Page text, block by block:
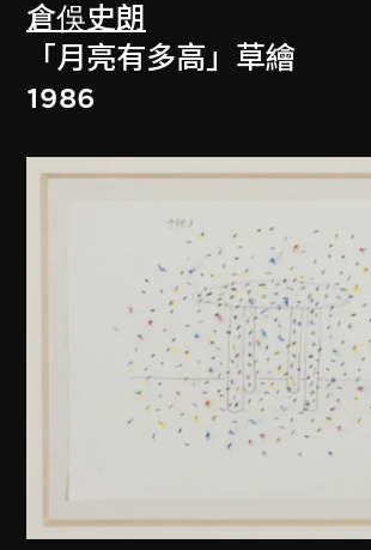
倉俁史朗
「月亮有多高」草繪
1986